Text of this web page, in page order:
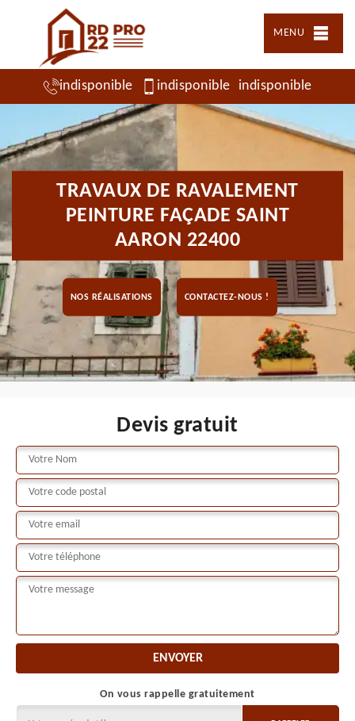
MENU
indisponible indisponible indisponible
TRAVAUX DE RAVALEMENT
PEINTURE FAÇADE SAINT
AARON 22400
NOS RÉALISATIONS CONTACTEZ-NOUS !
Devis gratuit
On vous rappelle gratuitement